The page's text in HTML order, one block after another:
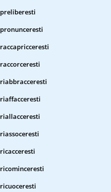
preliberesti
pronunceresti
raccapricceresti
raccorceresti
riabbracceresti
riaffacceresti
riallacceresti
riassoceresti
ricacceresti
ricominceresti
ricuoceresti